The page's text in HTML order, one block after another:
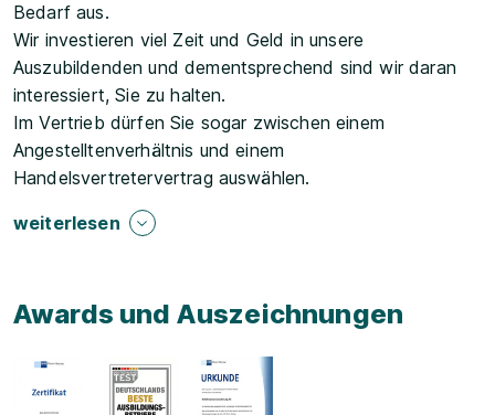
Bedarf aus.
Wir investieren viel Zeit und Geld in unsere
Auszubildenden und dementsprechend sind wir daran
interessiert, Sie zu halten.
Im Vertrieb dürfen Sie sogar zwischen einem
Angestelltenverhältnis und einem
Handelsvertretervertrag auswählen.
weiterlesen
Awards und Auszeichnungen